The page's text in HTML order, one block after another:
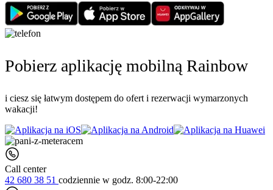
Pobierz aplikację mobilną Rainbow
i ciesz się łatwym dostępem do ofert i rezerwacji wymarzonych
wakacji!
Call center
42 680 38 51 codziennie w godz. 8:00-22:00